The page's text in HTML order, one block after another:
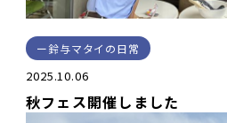
鈴与マタイの日常
2025.10.06
秋フェス開催しました